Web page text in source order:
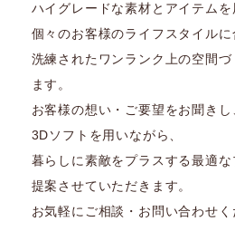
ハイグレードな素材とアイテムを
個々のお客様のライフスタイルに
洗練されたワンランク上の空間
ます。
お客様の想い・ご要望をお聞きし
3Dソフトを用いながら、
暮らしに素敵をプラスする最適な
提案させていただきます。
お気軽にご相談・お問い合わせく